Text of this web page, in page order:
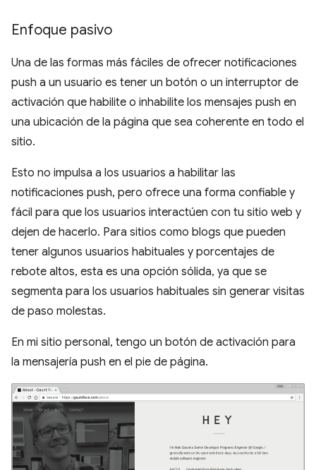
Enfoque pasivo
Una de las formas más fáciles de ofrecer notificaciones
push a un usuario es tener un botón o un interruptor de
activación que habilite o inhabilite los mensajes push en
una ubicación de la página que sea coherente en todo el
sitio.
Esto no impulsa a los usuarios a habilitar las
notificaciones push, pero ofrece una forma confiable y
fácil para que los usuarios interactúen con tu sitio web y
dejen de hacerlo. Para sitios como blogs que pueden
tener algunos usuarios habituales y porcentajes de
rebote altos, esta es una opción sólida, ya que se
segmenta para los usuarios habituales sin generar visitas
de paso molestas.
En mi sitio personal, tengo un botón de activación para
la mensajería push en el pie de página.